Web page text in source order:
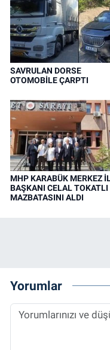
SAVRULAN DORSE
OTOMOBİLE ÇARPTI
MHP KARABÜK MERKEZ
BAŞKANI CELAL TOKATLI
MAZBATASINI ALDI
Yorumlar